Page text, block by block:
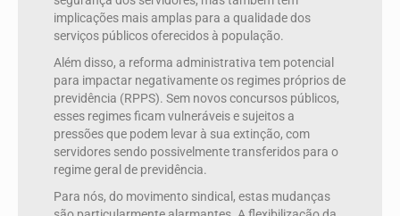
implicações mais amplas para a qualidade dos
serviços públicos oferecidos à população.
Além disso, a reforma administrativa tem potencial
para impactar negativamente os regimes próprios de
previdência (RPPS). Sem novos concursos públicos,
esses regimes ficam vulneráveis e sujeitos a
pressões que podem levar à sua extinção, com
servidores sendo possivelmente transferidos para o
regime geral de previdência.
Para nós, do movimento sindical, estas mudanças